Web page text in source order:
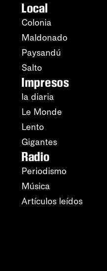
Local
Colonia
Maldonado
Paysandú
Salto
Impresos
la diaria
Le Monde
Lento
Gigantes
Radio
Periodismo
Música
Artículos leídos